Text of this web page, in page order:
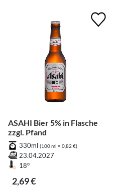
ASAHI Bier 5% in Flasche
zzgl. Pfand
330ml (100 ml = 0,82 €)
23.04.2027
18°
2,69 €